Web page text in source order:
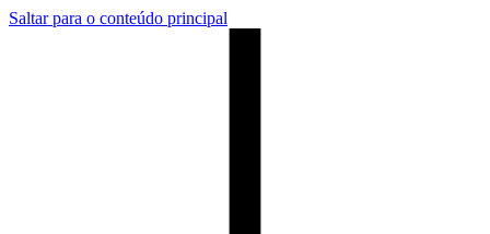
Saltar para o conteúdo principal